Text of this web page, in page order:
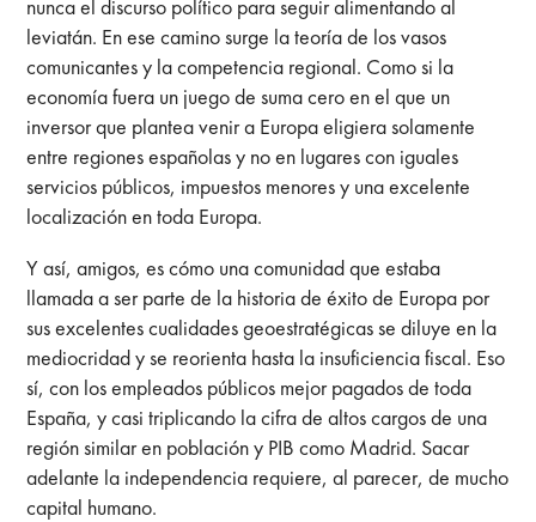
nunca el discurso político para seguir alimentando al
leviatán. En ese camino surge la teoría de los vasos
comunicantes y la competencia regional. Como si la
economía fuera un juego de suma cero en el que un
inversor que plantea venir a Europa eligiera solamente
entre regiones españolas y no en lugares con iguales
servicios públicos, impuestos menores y una excelente
localización en toda Europa.
Y así, amigos, es cómo una comunidad que estaba
llamada a ser parte de la historia de éxito de Europa por
sus excelentes cualidades geoestratégicas se diluye en la
mediocridad y se reorienta hasta la insuficiencia fiscal. Eso
sí, con los empleados públicos mejor pagados de toda
España, y casi triplicando la cifra de altos cargos de una
región similar en población y PIB como Madrid. Sacar
adelante la independencia requiere, al parecer, de mucho
capital humano.